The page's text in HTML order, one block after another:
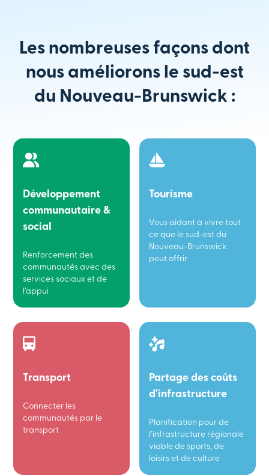
Les nombreuses façons dont
nous améliorons le sud-est
du Nouveau-Brunswick :
Développement
communautaire &
social
Renforcement des
communautés avec des
services sociaux et de
l’appui
Tourisme
Vous aidant à vivre tout
ce que le sud-est du
Nouveau-Brunswick
peut offrir
Transport
Connecter les
communautés par le
transport
Partage des coûts
d'infrastructure
Planification pour de
l’infrastructure régionale
viable de sports, de
loisirs et de culture